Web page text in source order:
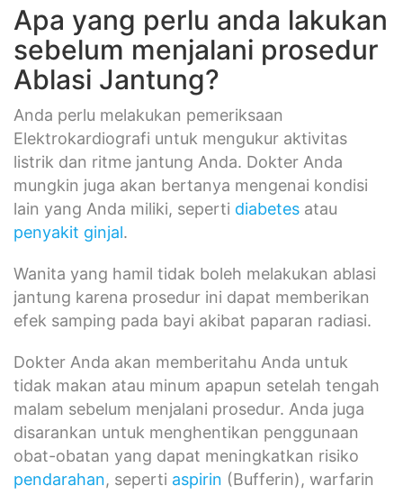
Apa yang perlu anda lakukan
sebelum menjalani prosedur
Ablasi Jantung?
Anda perlu melakukan pemeriksaan
Elektrokardiografi untuk mengukur aktivitas
listrik dan ritme jantung Anda. Dokter Anda
mungkin juga akan bertanya mengenai kondisi
lain yang Anda miliki, seperti diabetes atau
penyakit ginjal.
Wanita yang hamil tidak boleh melakukan ablasi
jantung karena prosedur ini dapat memberikan
efek samping pada bayi akibat paparan radiasi.
Dokter Anda akan memberitahu Anda untuk
tidak makan atau minum apapun setelah tengah
malam sebelum menjalani prosedur. Anda juga
disarankan untuk menghentikan penggunaan
obat-obatan yang dapat meningkatkan risiko
pendarahan, seperti aspirin (Bufferin), warfarin